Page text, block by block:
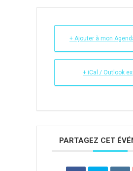
+ Ajouter à mon
+ iCal / Outlook
PARTAGEZ CET